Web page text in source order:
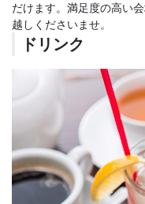
だけます。満足度の高い
越しくださいませ。
ドリンク